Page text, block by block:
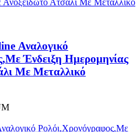
Αναλογικό
Ένδειξη Ημερομηνίας
Με Μεταλλικό